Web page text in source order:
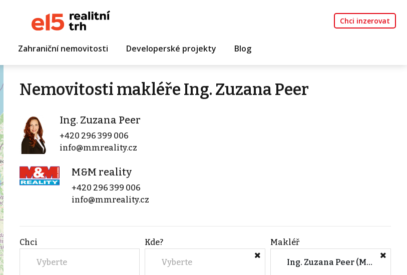
Chci inzerovat
Zahraniční nemovitosti Developerské projekty Blog
Nemovitosti makléře Ing. Zuzana Peer
Ing. Zuzana Peer
+420 296 399 006
info@mmreality.cz
M&M reality
+420 296 399 006
info@mmreality.cz
Chci
Vyberte
Kde?
Vyberte
Makléř
Ing. Zuzana Peer (M&M reality)